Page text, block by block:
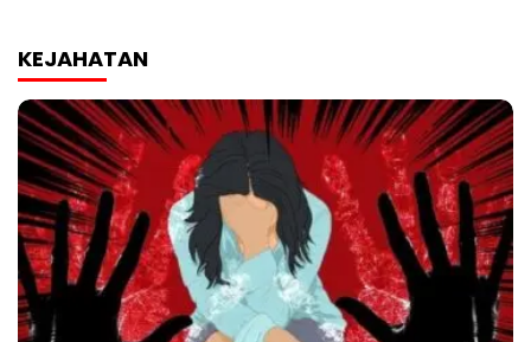
KEJAHATAN